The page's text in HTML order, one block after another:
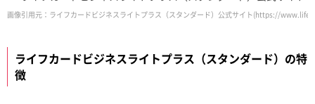
画像引用元：ライフカードビジネスライトプラス（スタンダード）公式サイト(https://
ライフカードビジネスライトプラス（スタンダード）の特
徴